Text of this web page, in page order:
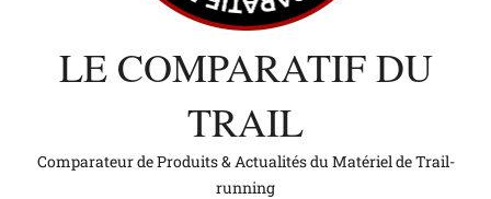
LE COMPARATIF DU
TRAIL
Comparateur de Produits & Actualités du Matériel de Trail-
running